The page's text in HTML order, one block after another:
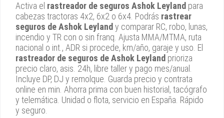
Activa el rastreador de seguros Ashok Leyland para
cabezas tractoras 4x2, 6x2 o 6x4. Podrás rastrear
seguros de Ashok Leyland y comparar RC, robo, lunas,
incendio y TR con o sin franq. Ajusta MMA/MTMA, ruta
nacional o int., ADR si procede, km/año, garaje y uso. El
rastreador de seguros de Ashok Leyland prioriza
precio claro, asis. 24h, libre taller y pago mes/anual.
Incluye DP, DJ y remolque. Guarda precio y contrata
online en min. Ahorra prima con buen historial, tacógrafo
y telemática. Unidad o flota, servicio en España. Rápido
y seguro.